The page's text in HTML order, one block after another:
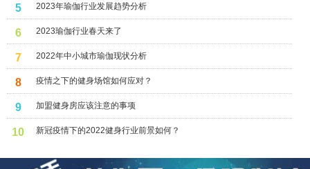
5 2023年瑜伽行业发展趋势分析
6 2023瑜伽行业春天来了
7 2022年中小城市瑜伽现状分析
8 疫情之下的健身场馆如何应对？
9 加盟健身房应该注意的事项
10 新冠疫情下的2022健身行业前景如何？